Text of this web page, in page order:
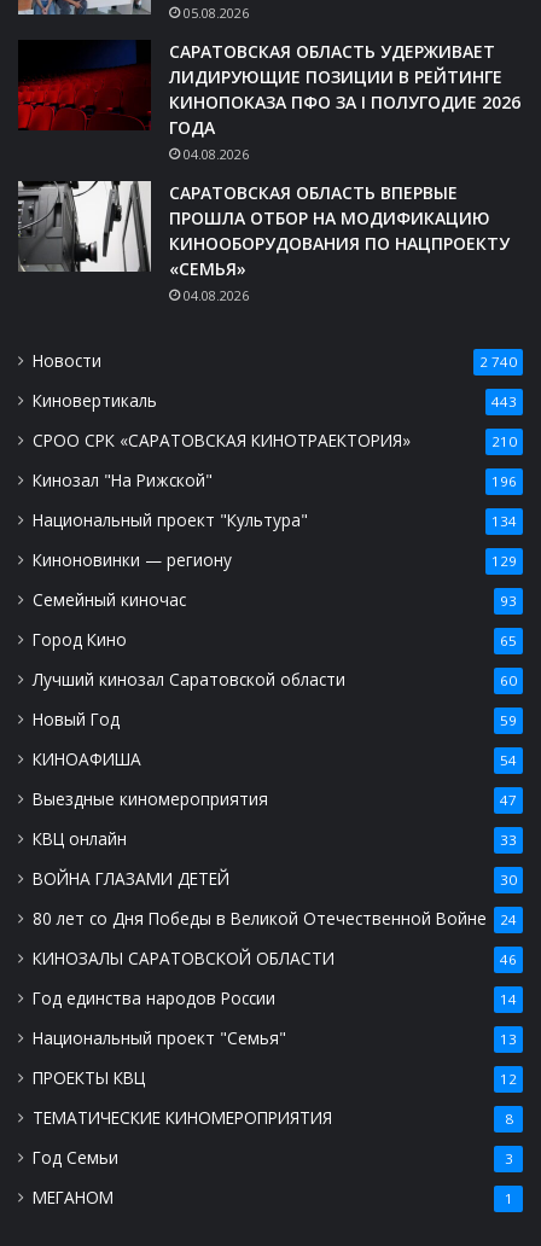
05.08.2026
САРАТОВСКАЯ ОБЛАСТЬ УДЕРЖИВАЕТ
ЛИДИРУЮЩИЕ ПОЗИЦИИ В РЕЙТИНГЕ
КИНОПОКАЗА ПФО ЗА I ПОЛУГОДИЕ 2026
ГОДА
04.08.2026
САРАТОВСКАЯ ОБЛАСТЬ ВПЕРВЫЕ
ПРОШЛА ОТБОР НА МОДИФИКАЦИЮ
КИНООБОРУДОВАНИЯ ПО НАЦПРОЕКТУ
«СЕМЬЯ»
04.08.2026
Новости 2 740
Киновертикаль 443
СРОО СРК «САРАТОВСКАЯ КИНОТРАЕКТОРИЯ» 210
Кинозал "На Рижской" 196
Национальный проект "Культура" 134
Киноновинки — региону 129
Семейный киночас 93
Город Кино 65
Лучший кинозал Саратовской области 60
Новый Год 59
КИНОАФИША 54
Выездные киномероприятия 47
КВЦ онлайн 33
ВОЙНА ГЛАЗАМИ ДЕТЕЙ 30
80 лет со Дня Победы в Великой Отечественной Войне 24
КИНОЗАЛЫ САРАТОВСКОЙ ОБЛАСТИ 46
Год единства народов России 14
Национальный проект "Семья" 13
ПРОЕКТЫ КВЦ 12
ТЕМАТИЧЕСКИЕ КИНОМЕРОПРИЯТИЯ 8
Год Семьи 3
МЕГАНОМ 1